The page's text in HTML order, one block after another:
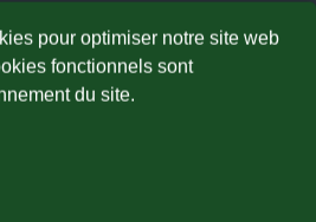
pour optimiser notre site web
fonctionnels sont
du site.